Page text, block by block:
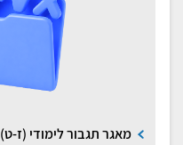
מאגר תגבור לימודי (ז-ט)